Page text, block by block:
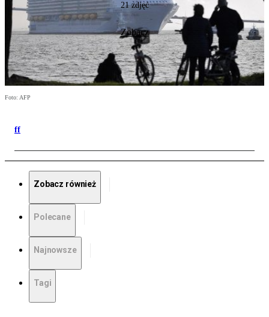
21 zdjęć
Zobacz
Foto: AFP
ff
Zobacz również
Polecane
Najnowsze
Tagi